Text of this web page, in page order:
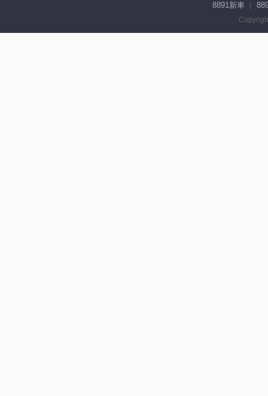
8891新車